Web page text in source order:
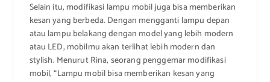
Selain itu, modifikasi lampu mobil juga bisa memberikan
kesan yang berbeda. Dengan mengganti lampu depan
atau lampu belakang dengan model yang lebih modern
atau LED, mobilmu akan terlihat lebih modern dan
stylish. Menurut Rina, seorang penggemar modifikasi
mobil, “Lampu mobil bisa memberikan kesan yang